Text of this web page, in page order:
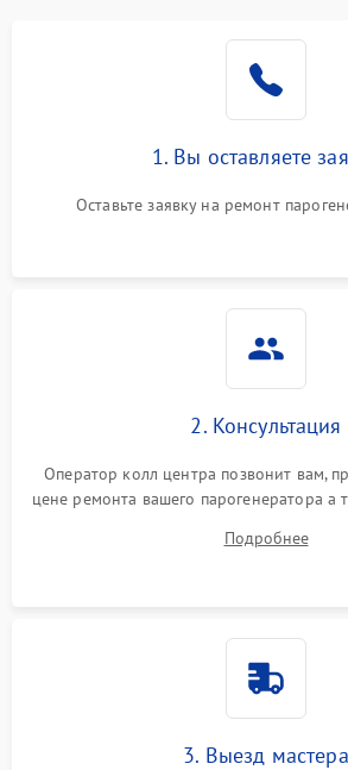
1200 ₽
Не подает пар 1800 ₽
1. Вы оставляете
Оставьте заявку на ремонт
2. Консультация
Оператор колл центра позвонит вам,
цене ремонта вашего парогенератора а
Подробнее
3. Выезд мастера